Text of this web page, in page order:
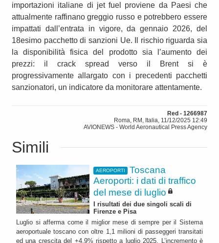
importazioni italiane di jet fuel proviene da Paesi che
attualmente raffinano greggio russo e potrebbero essere
impattati dall’entrata in vigore, da gennaio 2026, del
18esimo pacchetto di sanzioni Ue. Il rischio riguarda sia
la disponibilità fisica del prodotto sia l’aumento dei
prezzi: il crack spread verso il Brent si è
progressivamente allargato con i precedenti pacchetti
sanzionatori, un indicatore da monitorare attentamente.
Red - 1266987
Roma, RM, Italia, 11/12/2025 12:49
AVIONEWS - World Aeronautical Press Agency
Simili
AEROPORTI
Toscana
Aeroporti: i dati di traffico
del mese di luglio
I risultati dei due singoli scali di
Firenze e Pisa
Luglio si afferma come il miglior mese di sempre per il Sistema
aeroportuale toscano con oltre 1,1 milioni di passeggeri transitati
ed una crescita del +4,9% rispetto a luglio 2025. L’incremento è